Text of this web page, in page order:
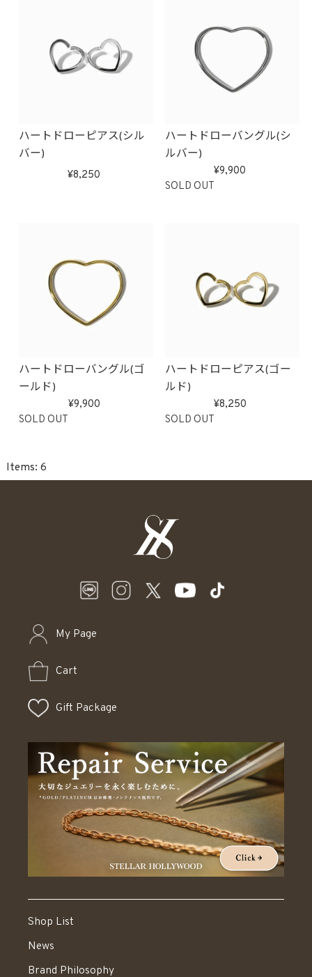
ハートドローピアス(シル
バー)
8,250
ハートドローバングル(シ
ルバー)
9,900
SOLD OUT
ハートドローバングル(ゴ
ールド)
9,900
SOLD OUT
ハートドローピアス(ゴー
ルド)
8,250
SOLD OUT
6
My Page
Cart
Gift Package
Shop List
News
Brand Philosophy